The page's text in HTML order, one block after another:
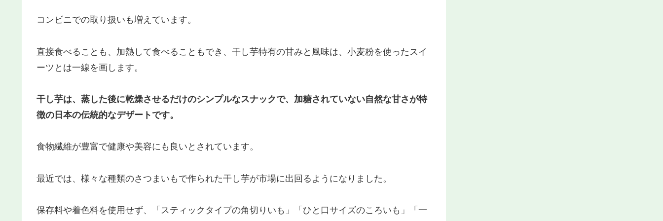
コンビニでの取り扱いも増えています。
直接食べることも、加熱して食べることもでき、干し芋特有の甘みと風味は、小麦粉を使ったスイ
ーツとは一線を画します。
干し芋は、蒸した後に乾燥させるだけのシンプルなスナックで、加糖されていない自然な甘さが特
徴の日本の伝統的なデザートです。
食物繊維が豊富で健康や美容にも良いとされています。
最近では、様々な種類のさつまいもで作られた干し芋が市場に出回るようになりました。
保存料や着色料を使用せず、「スティックタイプの角切りいも」「ひと口サイズのころいも」「一